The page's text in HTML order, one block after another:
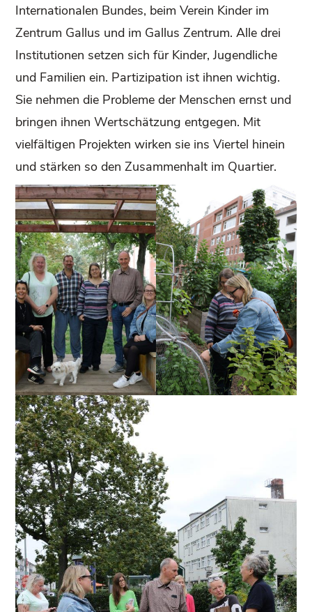
Internationalen Bundes, beim Verein Kinder im
Zentrum Gallus und im Gallus Zentrum. Alle drei
Institutionen setzen sich für Kinder, Jugendliche
und Familien ein. Partizipation ist ihnen wichtig.
Sie nehmen die Probleme der Menschen ernst und
bringen ihnen Wertschätzung entgegen. Mit
vielfältigen Projekten wirken sie ins Viertel hinein
und stärken so den Zusammenhalt im Quartier.